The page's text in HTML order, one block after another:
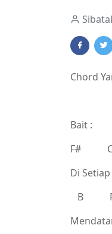
Chord
Bait :
F#
Di
B